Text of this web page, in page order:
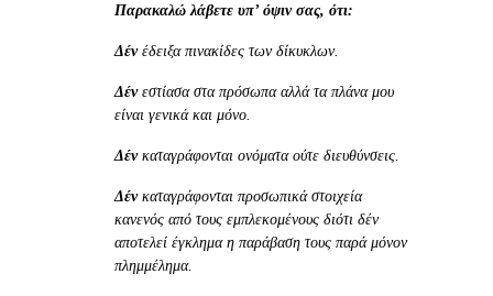
Παρακαλώ λάβετε υπ’ όψιν σας, ότι:
Δένέδειξα πινακίδες των δίκυκλων.
Δένεστίασα στα πρόσωπα αλλά τα πλάνα μου
είναι γενικά και μόνο.
Δένκαταγράφονται ονόματα ούτε διευθύνσεις.
Δένκαταγράφονται προσωπικά στοιχεία
κανενός από τους εμπλεκομένους διότι δέν
αποτελεί έγκλημα η παράβαση τους παρά μόνον
πλημμέλημα.